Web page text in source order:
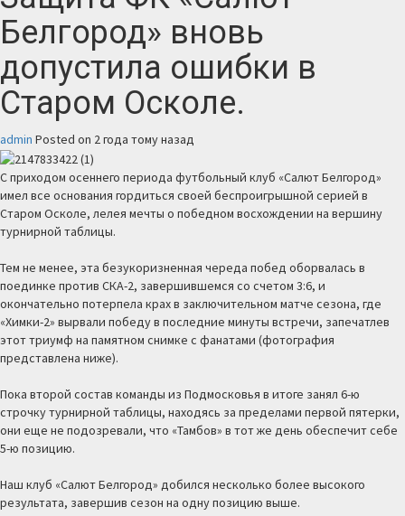
Белгород» вновь
допустила ошибки в
Старом Осколе.
admin Posted on 2 года тому назад
С приходом осеннего периода футбольный клуб «Салют Белгород»
имел все основания гордиться своей беспроигрышной серией в
Старом Осколе, лелея мечты о победном восхождении на вершину
турнирной таблицы.
Тем не менее, эта безукоризненная череда побед оборвалась в
поединке против СКА-2, завершившемся со счетом 3:6, и
окончательно потерпела крах в заключительном матче сезона, где
«Химки-2» вырвали победу в последние минуты встречи, запечатлев
этот триумф на памятном снимке с фанатами (фотография
представлена ниже).
Пока второй состав команды из Подмосковья в итоге занял 6-ю
строчку турнирной таблицы, находясь за пределами первой пятерки,
они еще не подозревали, что «Тамбов» в тот же день обеспечит себе
5-ю позицию.
Наш клуб «Салют Белгород» добился несколько более высокого
результата, завершив сезон на одну позицию выше.